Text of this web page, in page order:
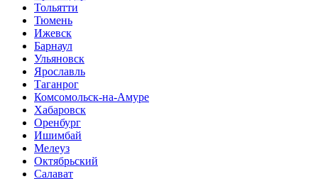
Тольятти
Тюмень
Ижевск
Барнаул
Ульяновск
Ярославль
Таганрог
Комсомольск-на-Амуре
Хабаровск
Оренбург
Ишимбай
Мелеуз
Октябрьский
Салават